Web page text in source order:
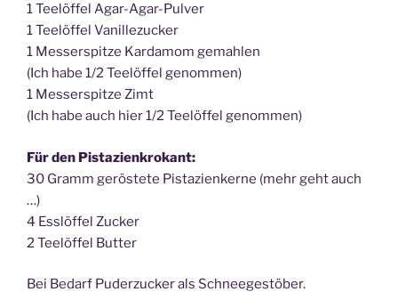
1 Teelöffel Agar-Agar-Pulver
1 Teelöffel Vanillezucker
1 Messerspitze Kardamom gemahlen
(Ich habe 1/2 Teelöffel genommen)
1 Messerspitze Zimt
(Ich habe auch hier 1/2 Teelöffel genommen)
Für den Pistazienkrokant:
30 Gramm geröstete Pistazienkerne (mehr geht auch
…)
4 Esslöffel Zucker
2 Teelöffel Butter
Bei Bedarf Puderzucker als Schneegestöber.